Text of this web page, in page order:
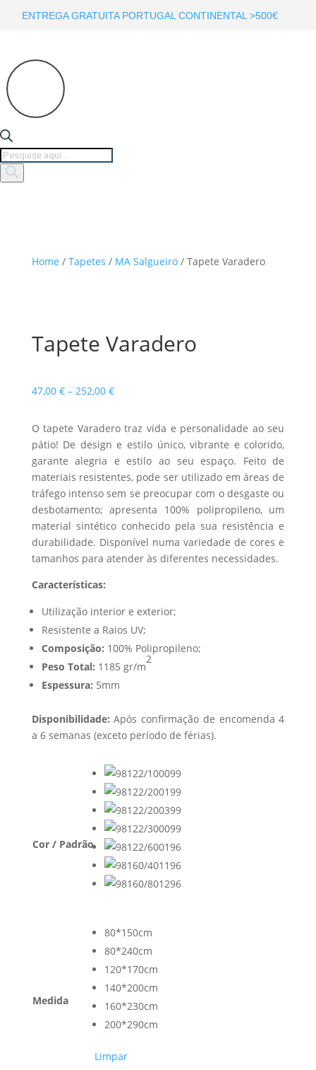
ENTREGA GRATUITA PORTUGAL CONTINENTAL >500€
Products
search
Home / Tapetes / MA Salgueiro/ Tapete Varadero
Tapete Varadero
47,00 € – 252,00 €Price
47,00 €
through
252,00 €
O tapete Varadero traz vida e personalidade ao seu
pátio! De design e estilo único, vibrante e colorido,
garante alegria e estilo ao seu espaço. Feito de
materiais resistentes, pode ser utilizado em áreas de
tráfego intenso sem se preocupar com o desgaste ou
desbotamento; apresenta 100% polipropileno, um
material sintético conhecido pela sua resistência e
durabilidade. Disponível numa variedade de cores e
tamanhos para atender às diferentes necessidades.
Características:
Utilização interior e exterior;
Resistente a Raios UV;
Composição: 100% Polipropileno;
Peso Total: 1185 gr/m
2
Espessura: 5mm
Disponibilidade:Após confirmação de encomenda 4
a 6 semanas (exceto período de férias).
Cor / Padrão
Medida
80*150cm
80*240cm
120*170cm
140*200cm
160*230cm
200*290cm
Limpar